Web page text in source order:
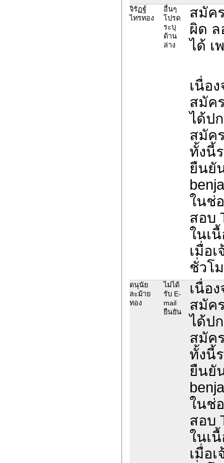
จิรัฏฐ์
ไทรทอง
อื่นๆ
โปรด
ระบุ
ด้าน
ล่าง
สมัค
ผิด ล
ได้ เ
เนื่อ
สมัค
ได้ป
สมัค
ทั้งนี้
ยืนยั
ในช่
สอบ
ในเ
เมื่อ
ชั่วโ
ดนุนัย
ละม้าย
ทอง
ไม่ได้
รับ E-
mail
ยืนยัน
เนื่อ
สมัค
ได้ป
สมัค
ทั้งนี้
ยืนยั
ในช่
สอบ
ในเ
เมื่อ